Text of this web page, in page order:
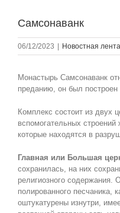
Самсонаванк
06/12/2023 Новостная лента
Монастырь Самсонаванк
преданию, он был
Комплекс состоит из двух
вспомогательных строений
которые находятся в
Главная или Большая
сохранилась, на них
религиозного содержания.
полированного песчаника,
оштукатурены изнутри,